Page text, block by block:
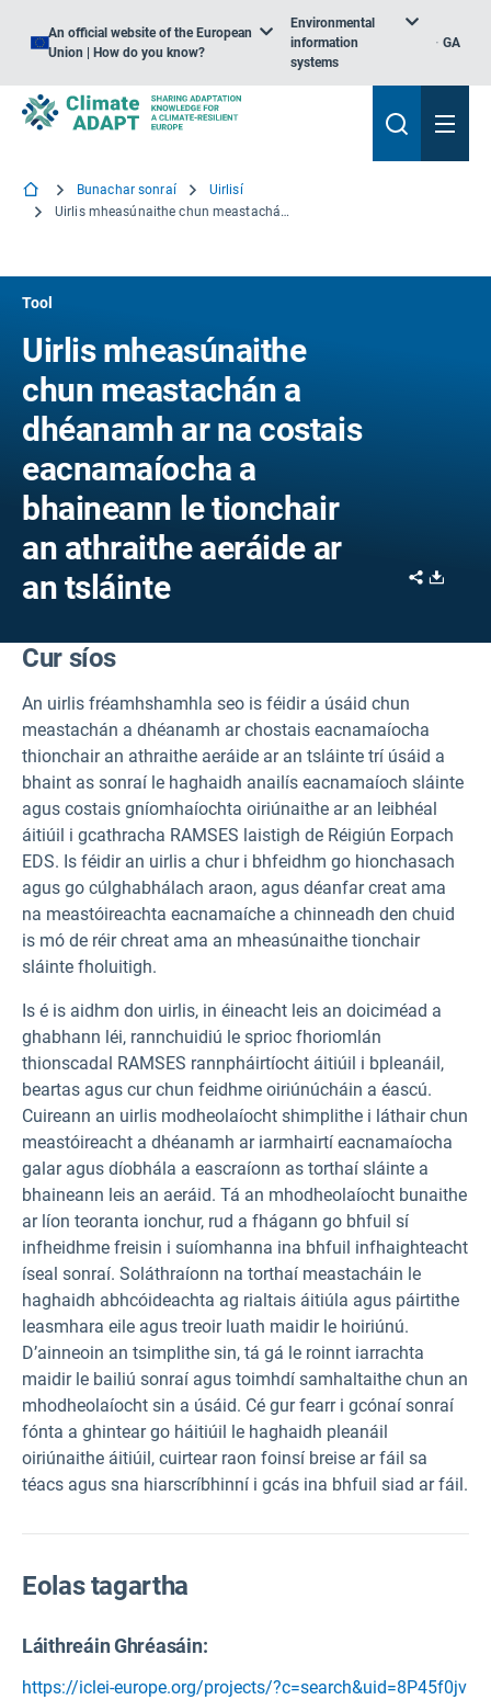
An official website of the European
Union | How do you know?
Environmental
information
systems
GA
Bunachar sonraí
Uirlisí
Uirlis mheasúnaithe chun meastachán a dhéanamh ar na costais eacnamaíocha a bhaineann le tionchair an athraithe aeráide ar an tsláinte
Tool
Uirlis mheasúnaithe
chun meastachán a
dhéanamh ar na costais
eacnamaíocha a
bhaineann le tionchair
an athraithe aeráide ar
an tsláinte
Share
Cur síos
An uirlis fréamhshamhla seo is féidir a úsáid chun
meastachán a dhéanamh ar chostais eacnamaíocha
thionchair an athraithe aeráide ar an tsláinte trí úsáid a
bhaint as sonraí le haghaidh anailís eacnamaíoch sláinte
agus costais gníomhaíochta oiriúnaithe ar an leibhéal
áitiúil i gcathracha RAMSES laistigh de Réigiún Eorpach
EDS. Is féidir an uirlis a chur i bhfeidhm go hionchasach
agus go cúlghabhálach araon, agus déanfar creat ama
na meastóireachta eacnamaíche a chinneadh den chuid
is mó de réir chreat ama an mheasúnaithe tionchair
sláinte fholuitigh.
Is é is aidhm don uirlis, in éineacht leis an doiciméad a
ghabhann léi, rannchuidiú le sprioc fhoriomlán
thionscadal RAMSES rannpháirtíocht áitiúil i bpleanáil,
beartas agus cur chun feidhme oiriúnúcháin a éascú.
Cuireann an uirlis modheolaíocht shimplithe i láthair chun
meastóireacht a dhéanamh ar iarmhairtí eacnamaíocha
galar agus díobhála a eascraíonn as torthaí sláinte a
bhaineann leis an aeráid. Tá an mhodheolaíocht bunaithe
ar líon teoranta ionchur, rud a fhágann go bhfuil sí
infheidhme freisin i suíomhanna ina bhfuil infhaighteacht
íseal sonraí. Soláthraíonn na torthaí meastacháin le
haghaidh abhcóideachta ag rialtais áitiúla agus páirtithe
leasmhara eile agus treoir luath maidir le hoiriúnú.
D’ainneoin an tsimplithe sin, tá gá le roinnt iarrachta
maidir le bailiú sonraí agus toimhdí samhaltaithe chun an
mhodheolaíocht sin a úsáid. Cé gur fearr i gcónaí sonraí
fónta a ghintear go háitiúil le haghaidh pleanáil
oiriúnaithe áitiúil, cuirtear raon foinsí breise ar fáil sa
téacs agus sna hiarscríbhinní i gcás ina bhfuil siad ar fáil.
Eolas tagartha
Láithreáin Ghréasáin:
https://iclei-europe.org/projects/?c=search&uid=8P45f0jv